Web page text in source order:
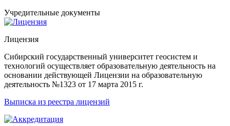
Учредительные документы
Лицензия
Сибирский государственный университет геосистем и
технологий осуществляет образовательную деятельность на
основании действующей Лицензии на образовательную
деятельность №1323 от 17 марта 2015 г.
Выписка из реестра лицензий